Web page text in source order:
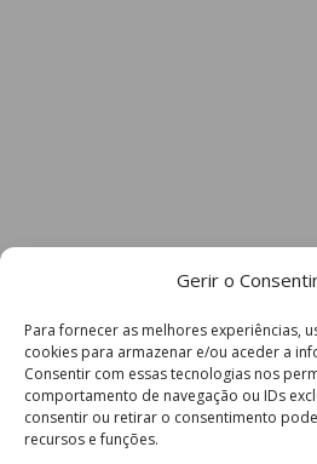
Gerir o
Para fornecer as melhores experiências,
cookies para armazenar e/ou aceder a
Consentir com essas tecnologias nos
comportamento de navegação ou IDs
consentir ou retirar o consentimento
recursos e funções.